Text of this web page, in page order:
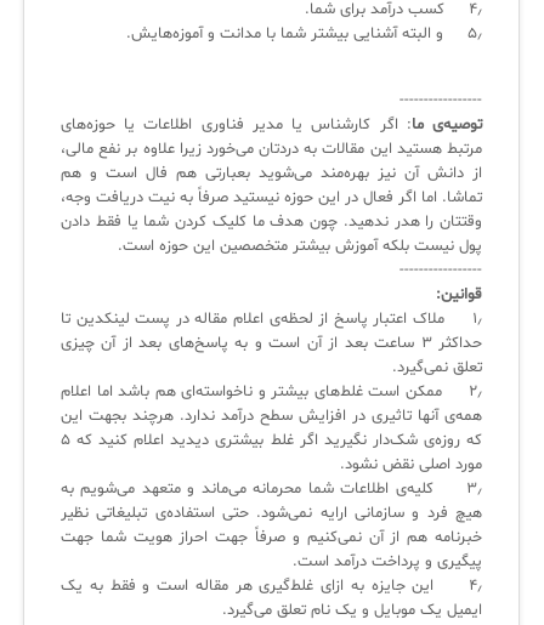
۴٫ کسب درآمد برای شما.
۵٫ و البته آشنایی بیشتر شما با مدانت و آموزه‌هایش.
-----------------
توصیه‌ی ما: اگر کارشناس یا مدیر فناوری اطلاعات یا حوزه‌های
مرتبط هستید این مقالات به دردتان می‌خورد زیرا علاوه بر نفع مالی،
از دانش آن نیز بهره‌مند می‌شوید بعبارتی هم فال است و هم
تماشا. اما اگر فعال در این حوزه نیستید صرفاً به نیت دریافت وجه،
وقتتان را هدر ندهید. چون هدف ما کلیک کردن شما یا فقط دادن
پول نیست بلکه آموزش بیشتر متخصصین این حوزه است.
-----------------
قوانین:
۱٫ ملاک اعتبار پاسخ از لحظه‌ی اعلام مقاله در پست لینکدین تا
حداکثر ۳ ساعت بعد از آن است و به پاسخ‌های بعد از آن چیزی
تعلق نمی‌گیرد.
۲٫ ممکن است غلط‌های بیشتر و ناخواسته‌ای هم باشد اما اعلام
همه‌ی آنها تاثیری در افزایش سطح درآمد ندارد. هرچند بجهت این
که روزه‌ی شک‌دار نگیرید اگر غلط بیشتری دیدید اعلام کنید که ۵
مورد اصلی نقض نشود.
۳٫ کلیه‌ی اطلاعات شما محرمانه می‌ماند و متعهد می‌شویم به
هیچ فرد و سازمانی ارایه نمی‌شود. حتی استفاده‌ی تبلیغاتی نظیر
خبرنامه هم از آن نمی‌کنیم و صرفاً جهت احراز هویت شما جهت
پیگیری و پرداخت درآمد است.
۴٫ این جایزه به ازای غلط‌گیری هر مقاله است و فقط به یک
ایمیل یک موبایل و یک نام تعلق می‌گیرد.
سامانه مدیریت امنیت اطلاعات
✧
سلف سرویس کاربران
سامانه مدیریت دارایی‌ها [Asset Explorer]
سامانه مدیریت پشتیبانی مشتریان
DDI
◉
ManageEngine Malware Protection Plus
سامانه مدیریت دسترسی ممتاز
سامانه مدیریت و مانیتورینگ شبکه
سامانه آزمون آنلاین
آرشیو دانلودهای مدانت